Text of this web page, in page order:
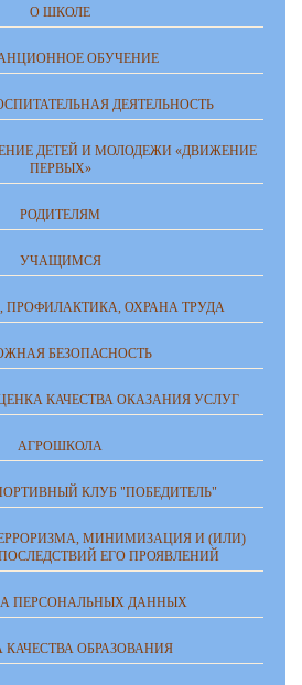
О ШКОЛЕ
ОБУЧЕНИЕ
ДЕЯТЕЛЬНОСТЬ
ДЕТЕЙ И МОЛОДЕЖИ «ДВИЖЕНИЕ
ПЕРВЫХ»
РОДИТЕЛЯМ
УЧАЩИМСЯ
ПРОФИЛАКТИКА, ОХРАНА ТРУДА
БЕЗОПАСНОСТЬ
КАЧЕСТВА ОКАЗАНИЯ УСЛУГ
АГРОШКОЛА
КЛУБ "ПОБЕДИТЕЛЬ"
МИНИМИЗАЦИЯ И (ИЛИ)
ЕГО ПРОЯВЛЕНИЙ
ПЕРСОНАЛЬНЫХ ДАННЫХ
КАЧЕСТВА ОБРАЗОВАНИЯ